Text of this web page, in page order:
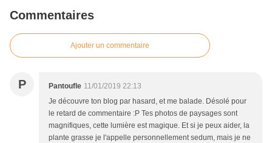
Commentaires
Ajouter un commentaire
P Pantoufle 11/01/2019 22:13
Je découvre ton blog par hasard, et me balade. Désolé pour
le retard de commentaire :P Tes photos de paysages sont
magnifiques, cette lumière est magique. Et si je peux aider, la
plante grasse je l'appelle personnellement sedum, mais je ne